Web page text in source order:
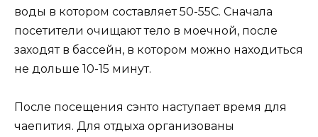
воды в котором составляет 50-55С. Сначала
посетители очищают тело в моечной, после
заходят в бассейн, в котором можно находиться
не дольше 10-15 минут.
После посещения сэнто наступает время для
чаепития. Для отдыха организованы